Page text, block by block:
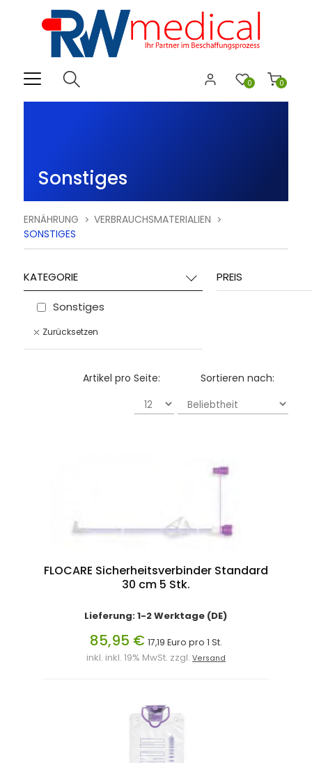
0
0
Sonstiges
ERNÄHRUNG
VERBRAUCHSMATERIALIEN
SONSTIGES
KATEGORIE
Sonstiges
Zurücksetzen
PREIS
Sortieren nach:
Artikel pro Seite:
FLOCARE Sicherheitsverbinder Standard
30 cm 5 Stk.
Lieferung: 1-2 Werktage (DE)
85,95 € 17,19 Euro pro 1 St.
inkl. inkl. 19% MwSt. zzgl. Versand